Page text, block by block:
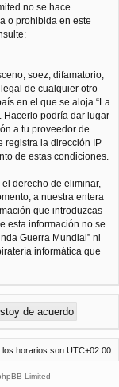
no se hace
o prohibida en este
soez, difamatorio,
de cualquier otro
en el que se aloja “La
Hacerlo podría dar lugar
a tu proveedor de
registra la dirección IP
de estas condiciones.
derecho de eliminar,
a nuestra entera
que introduzcas
esta información no se
Guerra Mundial” ni
informática que
los horarios son UTC+02:00
Limited